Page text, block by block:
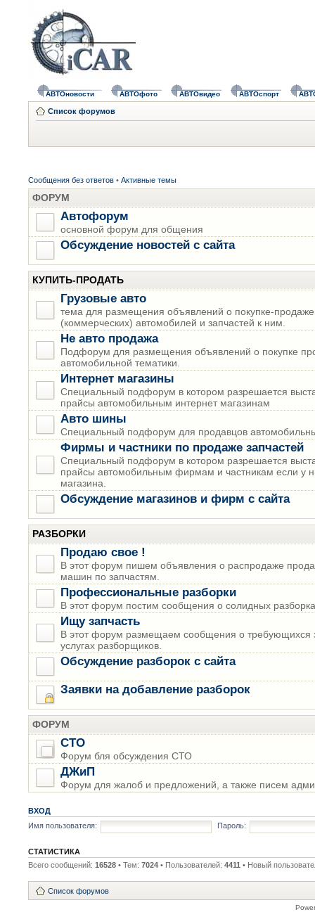
АВТОновости АВТОфото АВТОвидео АВТОспорт
Список форумов
Сообщения без ответов • Активные темы
ФОРУМ
Автофорум
основной форум для общения
Обсуждение новостей с сайта
КУПИТЬ-ПРОДАТЬ
Грузовые авто
тема для размещения объявлений о покупке-продаже
(коммерческих) автомобилей и запчастей к ним.
Не авто продажа
Подфорум для размещения объявлений о покупке
автомобильной тематики.
Интернет магазины
Специальный подфорум в котором разрешается
прайсы автомобильным интернет магазинам
Авто шины
Специальный подфорум для продавцов
Фирмы и частники по продаже запчастей
Специальный подфорум в котором разрешается
прайсы автомобильным фирмам и частникам если у
магазина.
Обсуждение магазинов и фирм с сайта
РАЗБОРКИ
Продаю свое !
В этот форум пишем объявления о распродаже
машин по запчастям.
Профессиональные разборки
В этот форум постим сообщения о солидных
Ищу запчасть
В этот форум размещаем сообщения о требующихся
услугах разборщиков.
Обсуждение разборок с сайта
Заявки на добавление разборок
ФОРУМ
СТО
Форум бля обсуждения СТО
ДЖиП
Форум для жалоб и предложений, а также писем
ВХОД
Имя пользователя:
Пароль:
СТАТИСТИКА
Всего сообщений: 16528 • Тем: 7024 • Пользователей: 4411 • Новый
Список форумов